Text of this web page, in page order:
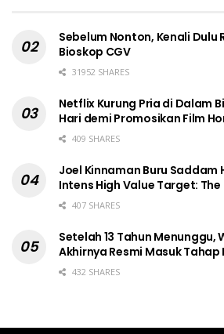
Sebelum Nonton, Kenali Dulu
Bioskop CGV
31952 SHARES
Netflix Kurung Pria di Dalam
Hari demi Promosikan Film
409 SHARES
Joel Kinnaman Buru Saddam
Intens High Value Target:
407 SHARES
Setelah 13 Tahun Menunggu,
Akhirnya Resmi Masuk
432 SHARES